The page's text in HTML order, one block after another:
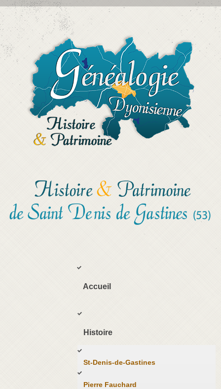
Accueil
Histoire
St-Denis-de-Gastines
Pierre Fauchard